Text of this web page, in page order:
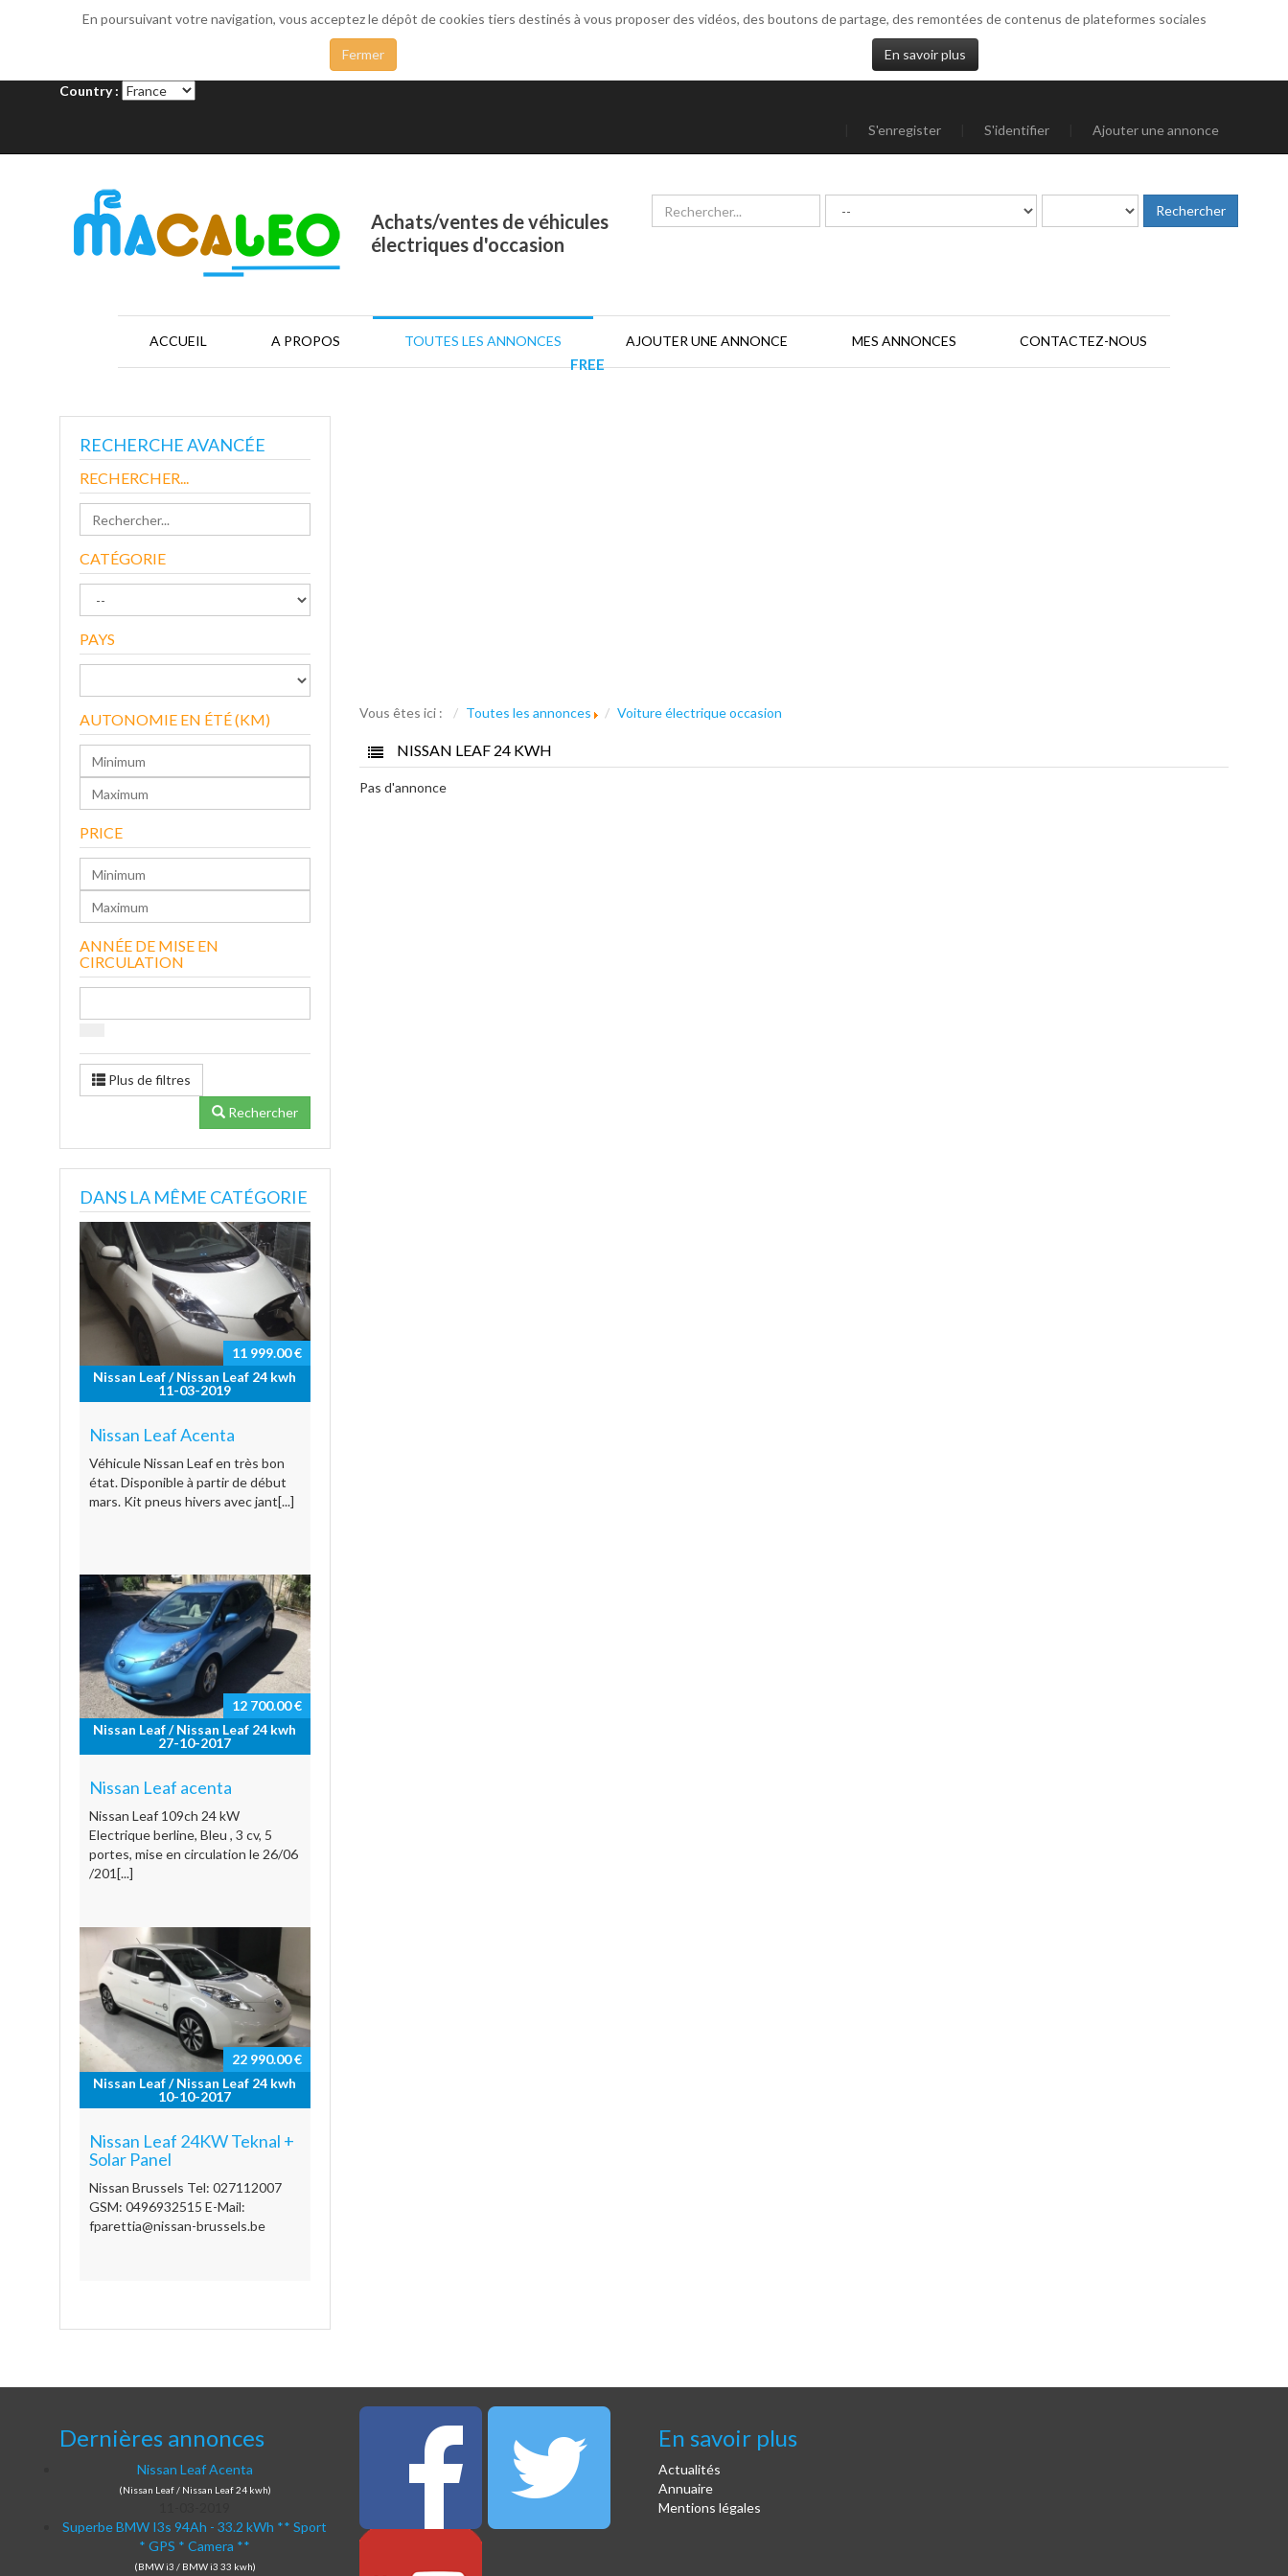
En poursuivant votre navigation, vous acceptez le dépôt de cookies tiers destinés à vous proposer des vidéos, des boutons de partage, des remontées de contenus de plateformes sociales
Fermer En savoir plus
Country :
S'enregister S'identifier Ajouter une annonce
Achats/ventes de véhicules
électriques d'occasion
FREE
ACCUEIL A PROPOS TOUTES LES ANNONCES AJOUTER UNE ANNONCE MES ANNONCES CONTACTEZ-NOUS
RECHERCHE AVANCÉE
RECHERCHER...
CATÉGORIE
PAYS
AUTONOMIE EN ÉTÉ (KM)
PRICE
ANNÉE DE MISE EN
CIRCULATION
Plus de filtres
Rechercher
DANS LA MÊME CATÉGORIE
11 999.00 €
Nissan Leaf / Nissan Leaf 24 kwh
11-03-2019
Nissan Leaf Acenta
Véhicule Nissan Leaf en très bon
état. Disponible à partir de début
mars. Kit pneus hivers avec jant[...]
12 700.00 €
Nissan Leaf / Nissan Leaf 24 kwh
27-10-2017
Nissan Leaf acenta
Nissan Leaf 109ch 24 kW
Electrique berline, Bleu , 3 cv, 5
portes, mise en circulation le 26/06
/201[...]
22 990.00 €
Nissan Leaf / Nissan Leaf 24 kwh
10-10-2017
Nissan Leaf 24KW Teknal +
Solar Panel
Nissan Brussels Tel: 027112007
GSM: 0496932515 E-Mail:
fparettia@nissan-brussels.be
Vous êtes ici : Toutes les annonces Voiture électrique occasion
NISSAN LEAF 24 KWH
Pas d'annonce
Dernières annonces
Nissan Leaf Acenta
(Nissan Leaf / Nissan Leaf 24 kwh)
Superbe BMW I3s 94Ah - 33.2 kWh ** Sport
* GPS * Camera **
(BMW i3 / BMW i3 33 kwh)
En savoir plus
Actualités
Annuaire
Mentions légales